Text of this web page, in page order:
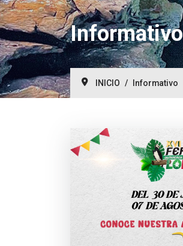
Informativo
INICIO Informativo